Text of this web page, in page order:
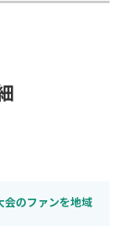
のファンを地域